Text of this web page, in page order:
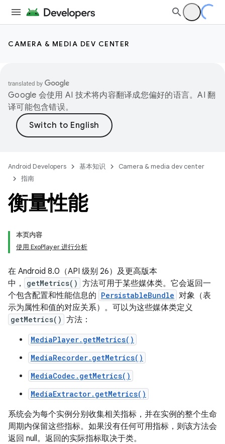
CAMERA & MEDIA DEV CENTER
Google 会使用 AI 技术将内容翻译成您偏好的语言。AI 翻
译可能包含错误。
Android Developers 基本知识
Camera & media dev center
指南
衡量性能
本页内容
使用 ExoPlayer 进行分析
在 Android 8.0（API 级别 26）及更高版本
中，
getMetrics() 方法可用于某些媒体类。它会返回一
个包含配置和性能信息的 PersistableBundle 对象（表
示为属性和值的对应关系）。可以为这些媒体类定义
getMetrics() 方法：
MediaPlayer.getMetrics()
MediaRecorder.getMetrics()
MediaCodec.getMetrics()
MediaExtractor.getMetrics()
系统会为每个实例分别收集相关指标，并在实例的整个生命
周期内保留这些指标。如果没有任何可用指标，则该方法会
返回 null。返回的实际指标取决于类。